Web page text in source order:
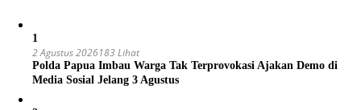
1
2 Agustus 2026183 Lihat
Polda Papua Imbau Warga Tak Terprovokasi Ajakan Demo di
Media Sosial Jelang 3 Agustus